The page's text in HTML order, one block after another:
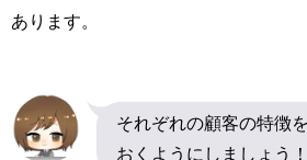
あります。
それぞれの顧客の特徴
おくようにしましょう！